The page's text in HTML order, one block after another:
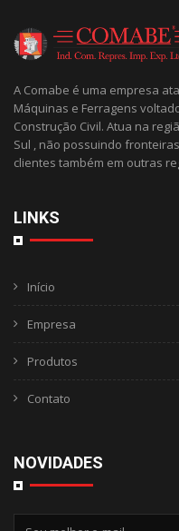
A Comabe é uma empresa
Máquinas e Ferragens
Construção Civil. Atua na
Sul , não possuindo
clientes também em outras
LINKS
Início
Empresa
Produtos
Contato
NOVIDADES